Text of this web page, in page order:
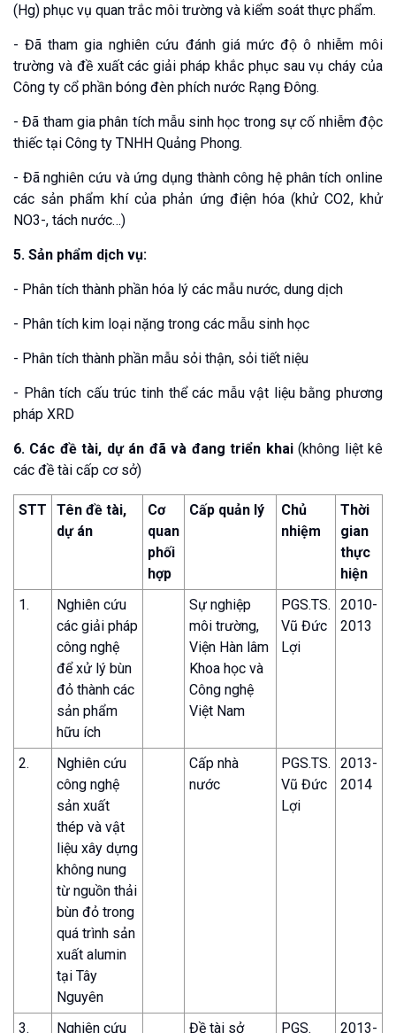
(Hg) phục vụ quan trắc môi trường và kiểm soát thực phẩm.
- Đã tham gia nghiên cứu đánh giá mức độ ô nhiễm môi
trường và đề xuất các giải pháp khắc phục sau vụ cháy của
Công ty cổ phần bóng đèn phích nước Rạng Đông.
- Đã tham gia phân tích mẫu sinh học trong sự cố nhiễm độc
thiếc tại Công ty TNHH Quảng Phong.
- Đã nghiên cứu và ứng dụng thành công hệ phân tích online
các sản phẩm khí của phản ứng điện hóa (khử CO2, khử
NO3-, tách nước…)
5. Sản phẩm dịch vụ:
- Phân tích thành phần hóa lý các mẫu nước, dung dịch
- Phân tích kim loại nặng trong các mẫu sinh học
- Phân tích thành phần mẫu sỏi thận, sỏi tiết niệu
- Phân tích cấu trúc tinh thể các mẫu vật liệu bằng phương
pháp XRD
6. Các đề tài, dự án đã và đang triển khai(không liệt kê
các đề tài cấp cơ sở)
STT
Tên đề tài,
dự án
Cơ
quan
phối
hợp
Cấp quản lý
Chủ
nhiệm
Thời
gian
thực
hiện
1.
Nghiên cứu
các giải pháp
công nghệ
để xử lý bùn
đỏ thành các
sản phẩm
hữu ích
Sự nghiệp
môi trường,
Viện Hàn lâm
Khoa học và
Công nghệ
Việt Nam
PGS.TS.
Vũ Đức
Lợi
2010-
2013
2.
Nghiên cứu
công nghệ
sản xuất
thép và vật
liệu xây dựng
không nung
từ nguồn thải
bùn đỏ trong
quá trình sản
xuất alumin
tại Tây
Nguyên
Cấp nhà
nước
PGS.TS.
Vũ Đức
Lợi
2013-
2014
3. Nghiên cứu Đề tài sở PGS. 2013-